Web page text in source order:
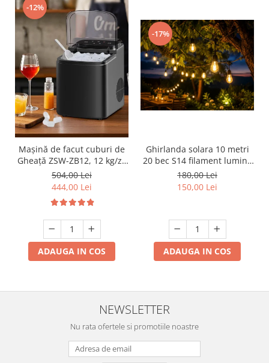
-12%
Mașină de facut cuburi de
Gheață ZSW-ZB12, 12 kg/zi,
Rezervor 1.2L, Panou Tactil,
Design Compact, Negru
504,00 Lei
444,00 Lei
ADAUGA IN COS
-17%
Ghirlanda solara 10 metri
20 bec S14 filament lumina
calda
180,00 Lei
150,00 Lei
ADAUGA IN COS
NEWSLETTER
Nu rata ofertele si promotiile noastre